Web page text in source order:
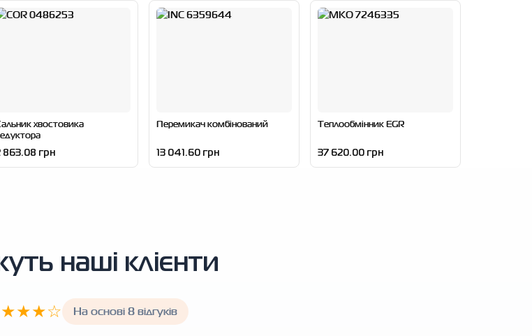
хвостовика
863.08 грн
Перемикач комбінований
13 041.60 грн
Теплообмінник EGR
37 620.00 грн
наші клієнти
На основі 8 відгуків